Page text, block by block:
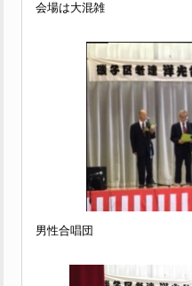
会場は大混雑
男性合唱団